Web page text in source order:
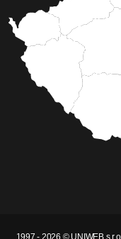
1997 - 2026 © UNIWEB